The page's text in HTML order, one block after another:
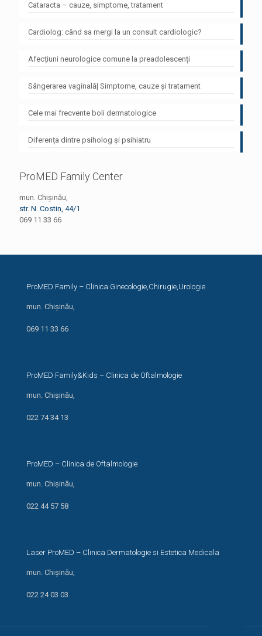
Cataracta – cauze, simptome, tratament
Cardiolog: când sa mergi la un consult cardiologic?
Afecțiuni neurologice comune la preadolescenți
Sângerarea vaginală| Simptome, cauze și tratament
Cele mai frecvente boli dermatologice
Diferența dintre psiholog și psihiatru
ProMED Family Center
mun. Chișinău,
str. N. Costin, 44/1
069 11 33 66
ProMED Family – Clinica Ginecologie,Chirugie,Urologie
mun. Chișinău,
069 11 33 66
ProMED Family&Kids – Clinica de Oftalmologie
mun. Chișinău,
022 74 34 13
ProMED – Clinica de Oftalmologie
mun. Chișinău,
022 44 57 58
Laser ProMED – Clinica Dermatologie si Estetica Medicala
mun. Chișinău,
022 24 03 03